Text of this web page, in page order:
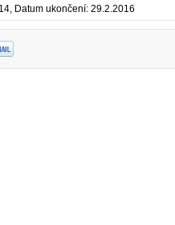
Datum ukončení: 29.2.2016